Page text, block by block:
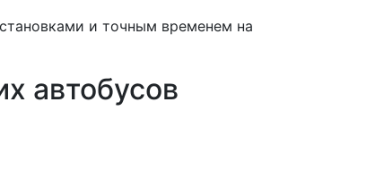
и точным временем на
автобусов